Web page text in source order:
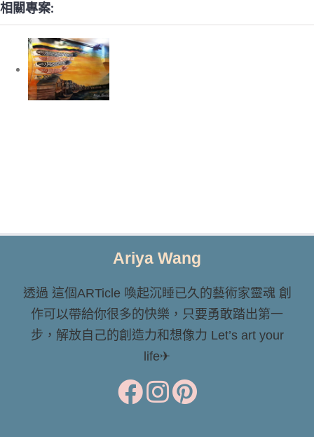
相關專案:
因餵おでん
bar伊根町的
鯉魚旗
Ariya Wang
透過 這個ARTicle 喚起沉睡已久的藝術家靈魂 創
作可以帶給你很多的快樂，只要勇敢踏出第一
步，解放自己的創造力和想像力 Let’s art your
life✈